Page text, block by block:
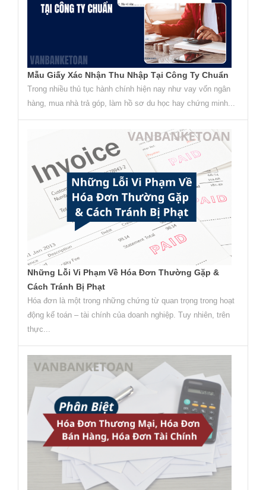
Mẫu Giấy Xác Nhận Thu Nhập Tại Công Ty Chuẩn
Trong nhiều thủ tục hành chính hiện nay như vay vốn ngân
hàng, mua nhà trả góp, làm hồ sơ du học hay chứng minh...
Những Lỗi Vi Phạm Về Hóa Đơn Thường Gặp &
Cách Tránh Bị Phạt
Hóa đơn là một trong những chứng từ quan trọng trong hoạt
động kế toán – tài chính của doanh nghiệp. Tuy nhiên, trên
thực...